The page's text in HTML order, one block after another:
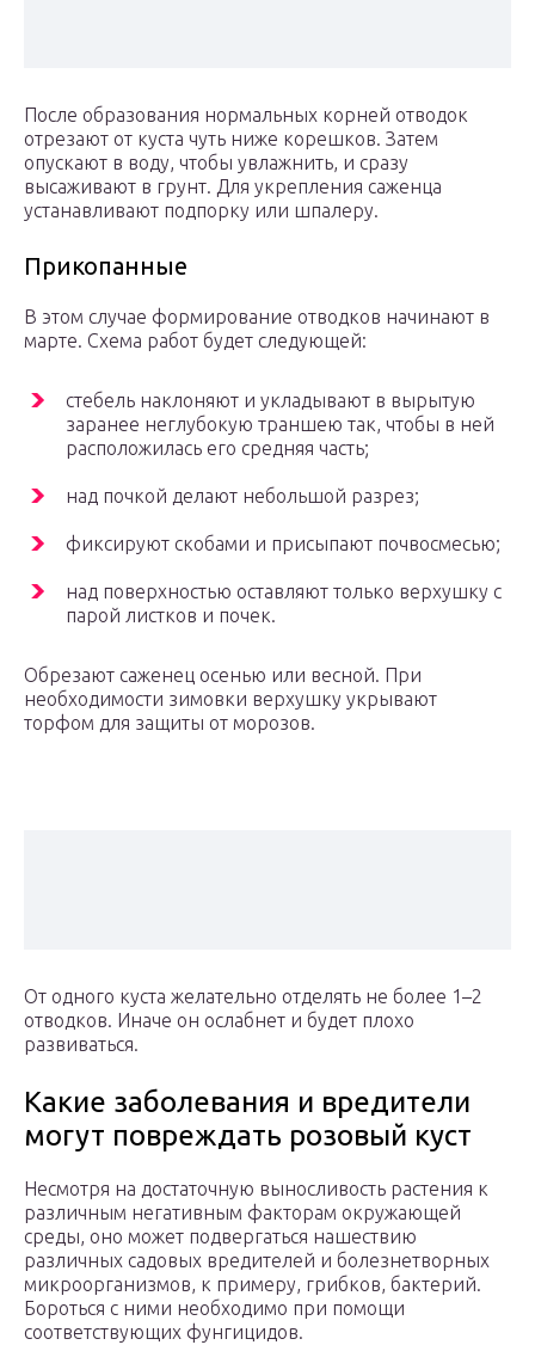
После образования нормальных корней отводок
отрезают от куста чуть ниже корешков. Затем
опускают в воду, чтобы увлажнить, и сразу
высаживают в грунт. Для укрепления саженца
устанавливают подпорку или шпалеру.
Прикопанные
В этом случае формирование отводков начинают в
марте. Схема работ будет следующей:
стебель наклоняют и укладывают в вырытую
заранее неглубокую траншею так, чтобы в ней
расположилась его средняя часть;
над почкой делают небольшой разрез;
фиксируют скобами и присыпают почвосмесью;
над поверхностью оставляют только верхушку с
парой листков и почек.
Обрезают саженец осенью или весной. При
необходимости зимовки верхушку укрывают
торфом для защиты от морозов.
От одного куста желательно отделять не более 1–2
отводков. Иначе он ослабнет и будет плохо
развиваться.
Какие заболевания и вредители
могут повреждать розовый куст
Несмотря на достаточную выносливость растения к
различным негативным факторам окружающей
среды, оно может подвергаться нашествию
различных садовых вредителей и болезнетворных
микроорганизмов, к примеру, грибков, бактерий.
Бороться с ними необходимо при помощи
соответствующих фунгицидов.